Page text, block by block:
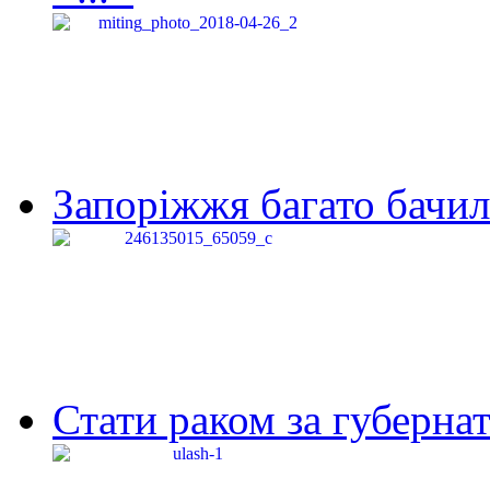
Запоріжжя багато
Стати раком за